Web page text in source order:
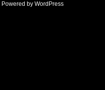
by WordPress